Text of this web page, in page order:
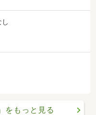
」をもっと見る